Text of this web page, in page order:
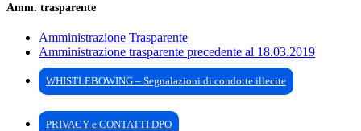
Amm. trasparente
Amministrazione Trasparente
Amministrazione trasparente precedente al 18.03.2019
WHISTLEBOWING – Segnalazioni di condotte illecite
PRIVACY e CONTATTI DPO